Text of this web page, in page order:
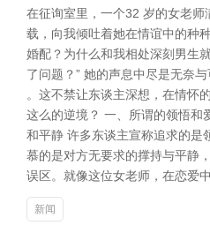
在征询室里，一个32 岁的女老
载，向我倾吐着她在情谊中的种
婚配？为什么和我相处深刻男生
了问题？” 她的声息中尽是无奈
。这不禁让东谈主深想，在情怀
这么的逆境？ 一、所谓的领悟和
和平静 许多东谈主宣称追求的是
慕的是对方无要求的撑持与平静
误区。就像这位女老师，在恋爱
新闻